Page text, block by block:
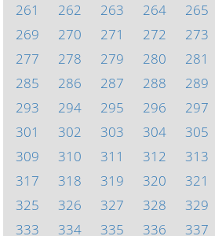
261
262 263 264 265
269
270 271 272 273
277
278 279 280 281
285
286 287 288 289
293
294 295 296 297
301
302 303 304 305
309
310 311 312 313
317
318 319 320 321
325
326 327 328 329
333
334 335 336 337